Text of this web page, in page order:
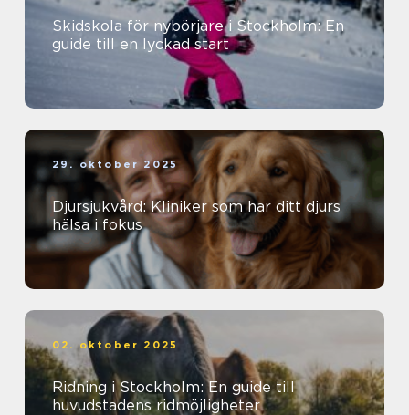
Skidskola för nybörjare i Stockholm: En
guide till en lyckad start
29. oktober 2025
Djursjukvård: Kliniker som har ditt djurs
hälsa i fokus
02. oktober 2025
Ridning i Stockholm: En guide till
huvudstadens ridmöjligheter